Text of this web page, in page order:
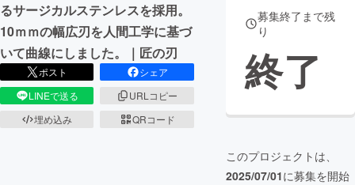
るサージカルステンレスを採用。
10ｍｍの幅広刃を人間工学に基づ
いて曲線にしました。｜匠の刃
ポスト
シェア
LINEで送る
URLコピー
埋め込み
QRコード
募集終了まで残
り
終了
このプロジェクトは、
2025/07/01に募集を開始